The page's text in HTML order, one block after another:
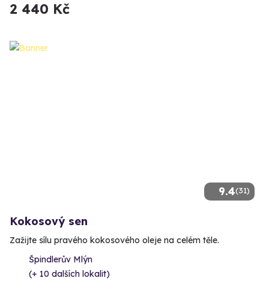
2 440 Kč
9.4(31)
Kokosový sen
Zažijte sílu pravého kokosového oleje na celém těle.
Špindlerův Mlýn
(+ 10 dalších lokalit)